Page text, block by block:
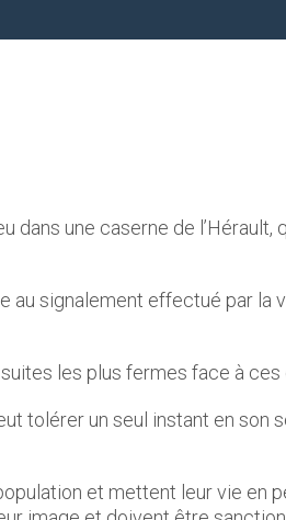
une caserne de l’Hérault,
au signalement effectué par
les plus fermes face à
tolérer un seul instant en son
et mettent leur vie en